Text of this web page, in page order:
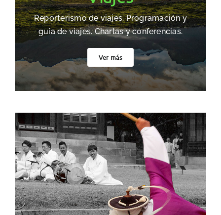
Reporterismo de viajes. Programación y
guía de viajes. Charlas y conferencias.
Ver más